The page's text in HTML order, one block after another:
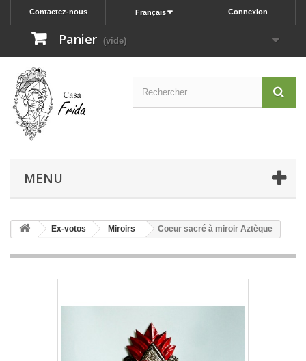
Connexion
Français
Contactez-nous
Panier (vide)
MENU
Ex-votos Miroirs Coeur sacré à miroir Aztèque